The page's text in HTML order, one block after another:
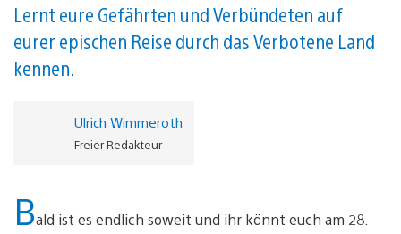
Lernt eure Gefährten und Verbündeten auf
eurer epischen Reise durch das Verbotene Land
kennen.
Ulrich Wimmeroth
Freier Redakteur
Bald ist es endlich soweit und ihr könnt euch am 28.